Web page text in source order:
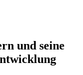
und seine